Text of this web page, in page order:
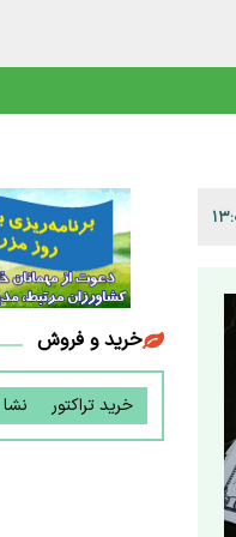
خرید و فروش
خرید تراکتور نشا